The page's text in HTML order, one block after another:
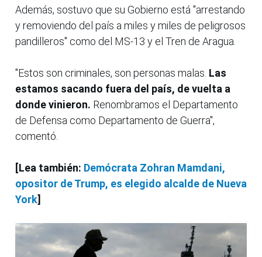
Además, sostuvo que su Gobierno está "arrestando
y removiendo del país a miles y miles de peligrosos
pandilleros" como del MS-13 y el Tren de Aragua.
"Estos son criminales, son personas malas. Las
estamos sacando fuera del país, de vuelta a
donde vinieron. Renombramos el Departamento
de Defensa como Departamento de Guerra",
comentó.
[Lea también: Demócrata Zohran Mamdani,
opositor de Trump, es elegido alcalde de Nueva
York]